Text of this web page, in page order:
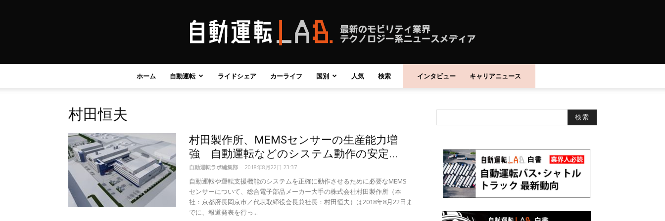
自
動
運
ホーム 自動運転 ライドシェア カーライフ 国別 人気 検索 インタビュー キャリアニュース
村田恒夫
村田製作所、MEMSセンサーの生産能力増
強 自動運転などのシステム動作の安定...
自動運転ラボ編集部 - 2018年8月22日 23:37
自動運転や運転支援機能のシステムを正確に動作させるために必要なMEMS
センサーについて、総合電子部品メーカー大手の株式会社村田製作所（本
社：京都府長岡京市／代表取締役会長兼社長：村田恒夫）は2018年8月22日ま
でに、報道発表を行っ...